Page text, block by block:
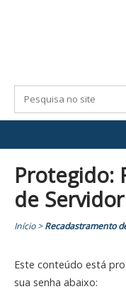
Protegido:
de
Início>Recadastramento
Este conteúdo está
sua senha abaixo: